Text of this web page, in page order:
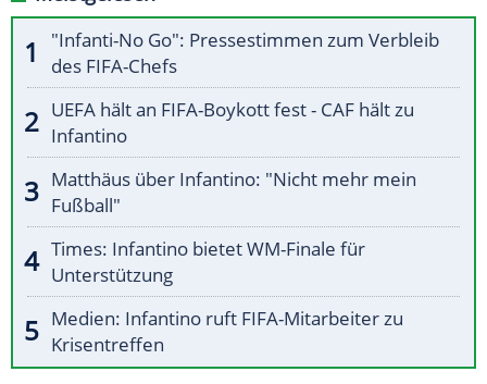
"Infanti-No Go": Pressestimmen zum Verbleib
des FIFA-Chefs
UEFA hält an FIFA-Boykott fest - CAF hält zu
Infantino
Matthäus über Infantino: "Nicht mehr mein
Fußball"
Times: Infantino bietet WM-Finale für
Unterstützung
Medien: Infantino ruft FIFA-Mitarbeiter zu
Krisentreffen